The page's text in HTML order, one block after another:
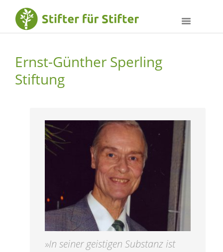
Ernst-Günther Sperling
Stiftung
»In seiner geistigen Substanz ist